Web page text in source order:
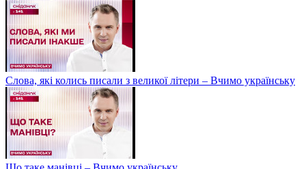
Слова, які колись писали з великої літери – Вчимо українську